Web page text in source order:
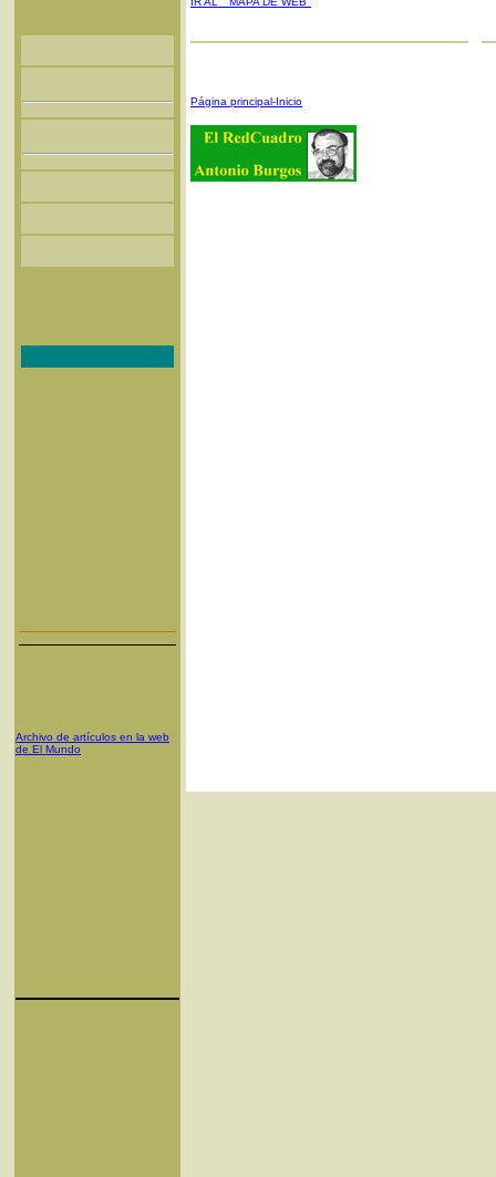
Archivo de artículos en la web
de El Mundo
Página principal-Inicio